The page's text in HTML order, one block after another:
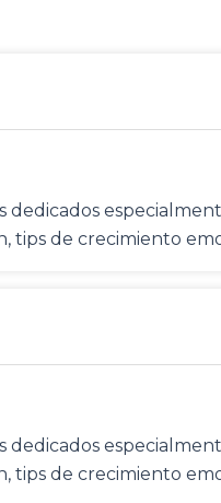
tips de crecimiento
tips de crecimiento